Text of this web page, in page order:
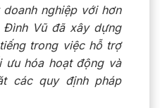
nghiệp với hơn
Đình Vũ đã xây dựng
trong việc hỗ trợ
ưu hóa hoạt động và
các quy định pháp